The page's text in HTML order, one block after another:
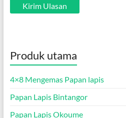
Produk utama
4×8 Mengemas Papan lapis
Papan Lapis Bintangor
Papan Lapis Okoume